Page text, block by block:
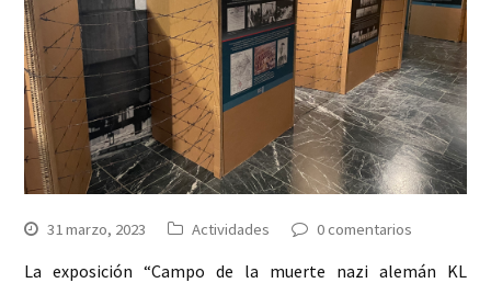
31 marzo, 2023 Actividades 0 comentarios
La exposición “Campo de la muerte nazi alemán KL